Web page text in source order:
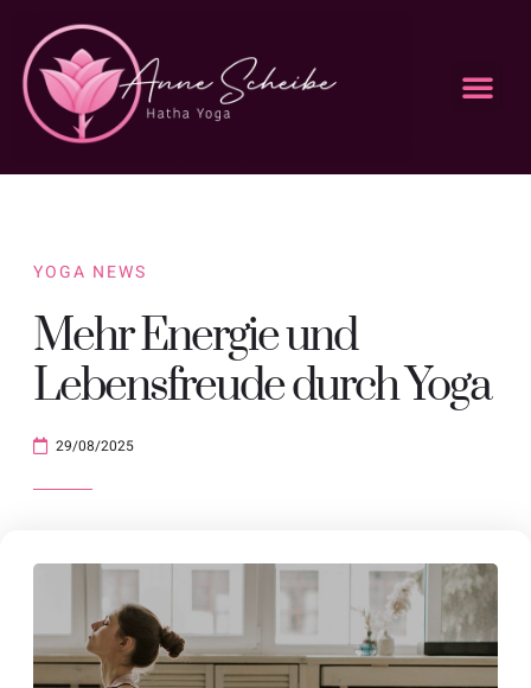
YOGA NEWS
Mehr Energie und
Lebensfreude durch Yoga
29/08/2025